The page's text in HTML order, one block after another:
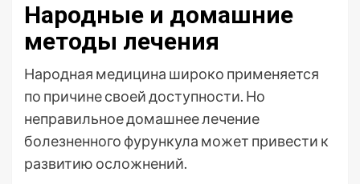
Народные и домашние
методы лечения
Народная медицина широко применяется
по причине своей доступности. Но
неправильное домашнее лечение
болезненного фурункула может привести к
развитию осложнений.